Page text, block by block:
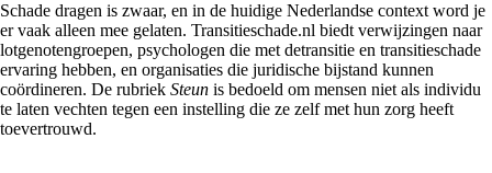
Schade dragen is zwaar, en in de huidige Nederlandse context word je
er vaak alleen mee gelaten. Transitieschade.nl biedt verwijzingen naar
lotgenotengroepen, psychologen die met detransitie en transitieschade
ervaring hebben, en organisaties die juridische bijstand kunnen
coördineren. De rubriek Steun is bedoeld om mensen niet als individu
te laten vechten tegen een instelling die ze zelf met hun zorg heeft
toevertrouwd.